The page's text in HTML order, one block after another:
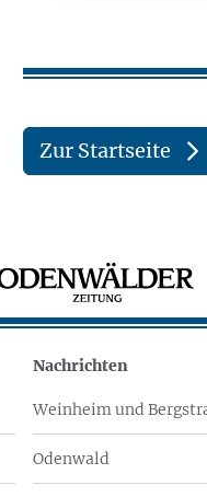
Zur Startseite
Nachrichten
Weinheim und
Odenwald